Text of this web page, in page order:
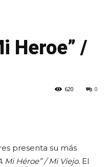
Heroe” /
0
620
presenta su más
Mi Héroe” / Mi Viejo. El